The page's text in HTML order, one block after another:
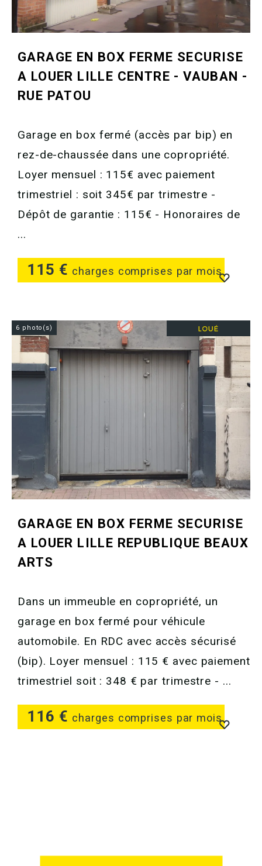
GARAGE EN BOX FERME SECURISE
A LOUER LILLE CENTRE - VAUBAN -
RUE PATOU
115 € charges comprises par mois
Garage en box fermé (accès par bip) en
rez-de-chaussée dans une copropriété.
Loyer mensuel : 115€ avec paiement
trimestriel : soit 345€ par trimestre -
Dépôt de garantie : 115€ - Honoraires de
...
6 photo(s)
GARAGE EN BOX FERME SECURISE
A LOUER LILLE REPUBLIQUE BEAUX
ARTS
116 € charges comprises par mois
Dans un immeuble en copropriété, un
garage en box fermé pour véhicule
automobile. En RDC avec accès sécurisé
(bip). Loyer mensuel : 115 € avec paiement
trimestriel soit : 348 € par trimestre - ...